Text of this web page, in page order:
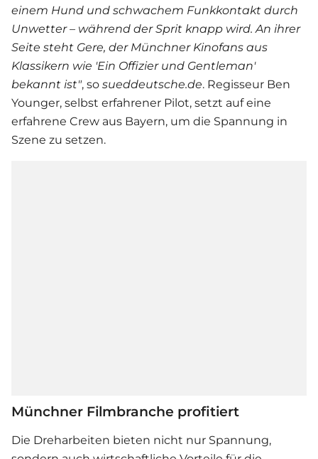
einem Hund und schwachem Funkkontakt durch
Unwetter – während der Sprit knapp wird. An ihrer
Seite steht Gere, der Münchner Kinofans aus
Klassikern wie 'Ein Offizier und Gentleman'
bekannt ist", so sueddeutsche.de. Regisseur Ben
Younger, selbst erfahrener Pilot, setzt auf eine
erfahrene Crew aus Bayern, um die Spannung in
Szene zu setzen.
Münchner Filmbranche profitiert
Die Dreharbeiten bieten nicht nur Spannung,